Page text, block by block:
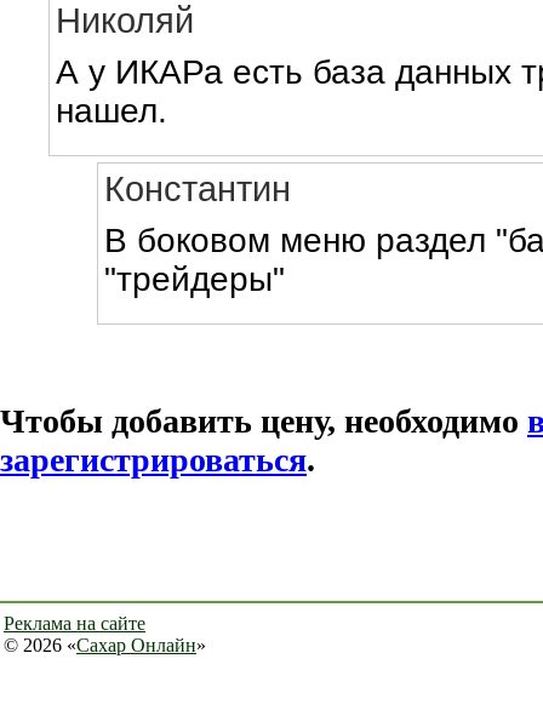
Николяй
А у ИКАРа есть база данных
нашел.
Константин
В боковом меню раздел
"трейдеры"
Чтобы добавить цену, необходимо
зарегистрироваться.
Реклама на сайте
© 2026 «Сахар Онлайн»